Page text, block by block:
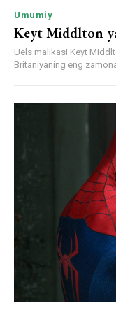
Umumiy
Keyt Middlton
Uels malikasi Keyt
Britaniyaning eng